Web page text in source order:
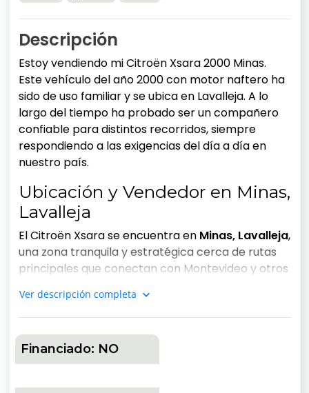
Descripción
Estoy vendiendo mi Citroën Xsara 2000 Minas.
Este vehículo del año 2000 con motor naftero ha
sido de uso familiar y se ubica en Lavalleja. A lo
largo del tiempo ha probado ser un compañero
confiable para distintos recorridos, siempre
respondiendo a las exigencias del día a día en
nuestro país.
Ubicación y Vendedor en Minas,
Lavalleja
El Citroën Xsara se encuentra en Minas, Lavalleja,
una zona tranquila y estratégica cerca de rutas
principales que conectan con Montevideo y otros
particularGabriel, quien puede brindarte toda la
información adicional y coordinar una visita para
que verifiques personalmente el vehículo.
Perfecto para compradores de Lavalleja,
Maldonado, Rocha o Canelones que buscan
opciones locales confiables.
Ver descripción completa
Financiado: NO